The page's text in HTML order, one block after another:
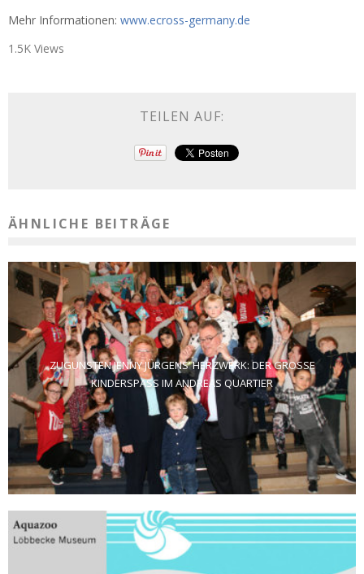
Mehr Informationen: www.ecross-germany.de
1.5K Views
TEILEN AUF:
ÄHNLICHE BEITRÄGE
ZUGUNSTEN JENNY JÜRGENS‘ HERZWERK: DER GROSSE K
INDERSPASS IM ANDREAS QUARTIER